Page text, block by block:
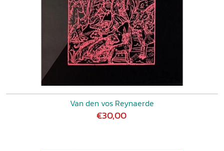
Van den vos Reynaerde
€30,00